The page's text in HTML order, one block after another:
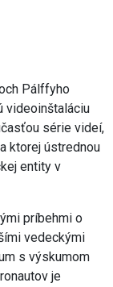
Pálffyho
videoinštaláciu
série videí,
ktorej ústrednou
entity v
príbehmi o
vedeckými
s výskumom
je